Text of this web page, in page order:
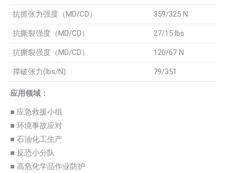
抗抓张力强度（MD/CD） 359/325 N
抗撕裂强度（MD/CD） 27/15 lbs
抗撕裂强度（MD/CD） 120/67 N
撑破张力(lbs/N) 79/351
应用领域：
■ 应急救援小组
■ 环境事故应对
■ 石油化工生产
■ 反恐小分队
■ 高危化学品作业防护